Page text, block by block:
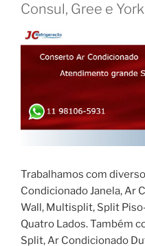
Consul, Gree e
Trabalhamos com
Condicionado Janela, Ar
Wall, Multisplit, Split
Quatro Lados. Também
Split, Ar Condicionado